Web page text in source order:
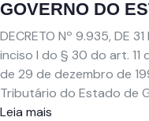
GOVERNO DO
DECRETO Nº 9.935, DE
inciso I do § 30 do art. 11
de 29 de dezembro de
Tributário do Estado de
Leia mais